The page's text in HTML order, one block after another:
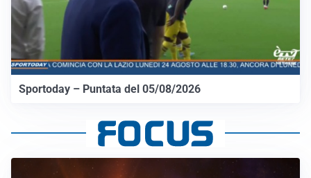
Sportoday – Puntata del 05/08/2026